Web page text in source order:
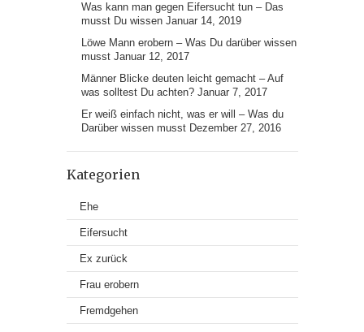
Was kann man gegen Eifersucht tun – Das
musst Du wissen Januar 14, 2019
Löwe Mann erobern – Was Du darüber wissen
musst Januar 12, 2017
Männer Blicke deuten leicht gemacht – Auf
was solltest Du achten? Januar 7, 2017
Er weiß einfach nicht, was er will – Was du
Darüber wissen musst Dezember 27, 2016
Kategorien
Ehe
Eifersucht
Ex zurück
Frau erobern
Fremdgehen